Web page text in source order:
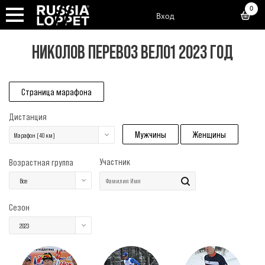
Вход
0
НИКОЛОВ ПЕРЕВОЗ ВЕЛО1 2023 ГОД
Страница марафона
Дистанция
Марафон (40 км) Мужчины Женщины
Возрастная группа
Все
Участник
Сезон
2023